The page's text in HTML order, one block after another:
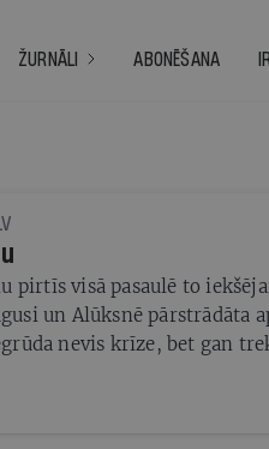
ŽURNĀLI ABONĒŠANA
pirtīs visā pasaulē to
un Alūksnē pārstrādāta
nevis krīze, bet gan